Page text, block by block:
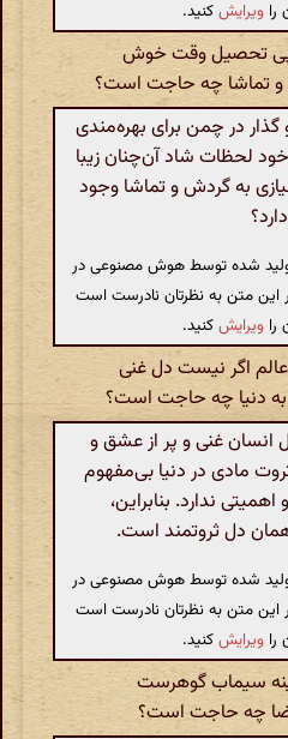
را ویرایشکنید.
تحصیل وقت خوش
تماشا چه حاجت است؟
در چمن برای بهره‌مندی
لحظات شاد آن‌چنان زیبا
به گردش و تماشا وجود
دارد؟
شده توسط هوش مصنوعی در
این متن به نظرتان نادرست است
را ویرایشکنید.
اگر نیست دل غنی
دنیا چه حاجت است؟
غنی و پر از عشق و
مادی در دنیا بی‌مفهوم
ندارد. بنابراین،
همان دل ثروتمند است.
شده توسط هوش مصنوعی در
این متن به نظرتان نادرست است
را ویرایشکنید.
سیماب گوهرست
چه حاجت است؟